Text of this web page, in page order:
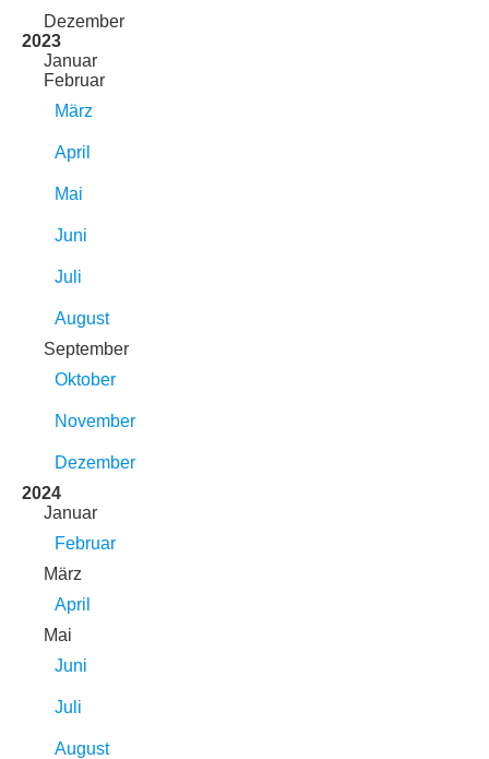
Dezember
2023
Januar
Februar
März
April
Mai
Juni
Juli
August
September
Oktober
November
Dezember
2024
Januar
Februar
März
April
Mai
Juni
Juli
August